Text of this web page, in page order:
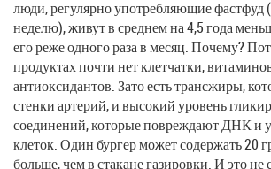
люди, регулярно употребляющие фастфуд
неделю), живут в среднем на 4,5 года
его реже одного раза в месяц. Почему?
продуктах почти нет клетчатки,
антиоксидантов. Зато есть трансжиры,
стенки артерий, и высокий уровень
соединений, которые повреждают ДНК и
клеток. Один бургер может содержать 20
больше, чем в стакане газировки. И это не